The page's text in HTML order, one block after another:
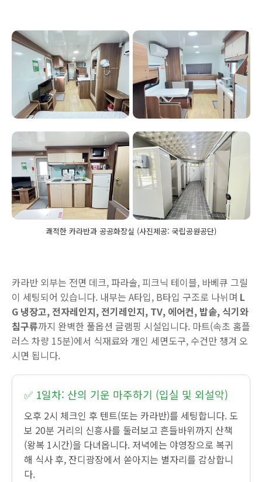
쾌적한 카라반과 공공화장실 (사진제공: 국립공원공단)
카라반 외부는 전면 데크, 파라솔, 피크닉 테이블, 바베큐 그릴
이 세팅되어 있습니다. 내부는 A타입, B타입 구조로 나뉘며 L
G 냉장고, 전자레인지, 전기레인지, TV, 에어컨, 밥솥, 식기와
침구류까지 완벽한 풀옵션 글램핑 시설입니다. 마트(속초 홈플
러스 차량 15분)에서 식재료와 개인 세면도구, 수건만 챙겨 오
시면 됩니다.
✅ 1일차: 산의 기운 마주하기 (입실 및 외설악)
오후 2시 체크인 후 텐트(또는 카라반)를 세팅합니다. 도
보 20분 거리의 신흥사를 둘러보고 흔들바위까지 산책
(왕복 1시간)을 다녀옵니다. 저녁에는 야영장으로 복귀
해 식사 후, 잔디광장에서 쏟아지는 별자리를 감상합니
다.